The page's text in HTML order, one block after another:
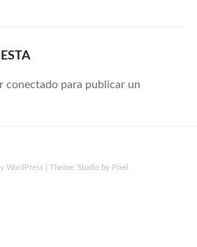
conectado para publicar un
WordPress Theme: Studio by Pixel